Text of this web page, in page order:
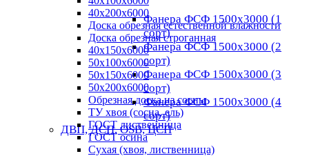
Фанера ФСФ 1500х3000 (1
сорт)
Фанера ФСФ 1500х3000 (2
сорт)
Фанера ФСФ 1500х3000 (3
сорт)
Фанера ФСФ 1500х3000 (4
сорт)
ДВП, ДСП, OSB, ЦСП
40х200х6000
Доска обрезная естественной влажности
Доска обрезная строганная
40х150х6000
50х100х6000
50х150х6000
50х200х6000
Обрезная доска из сосны
ТУ хвоя (сосна, ель)
ГОСТ лиственница
ГОСТ осина
Сухая (хвоя, лиственница)